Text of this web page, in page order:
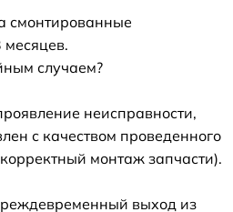
смонтированные
случаем?
неисправности,
с качеством проведенного
монтаж запчасти).
выход из